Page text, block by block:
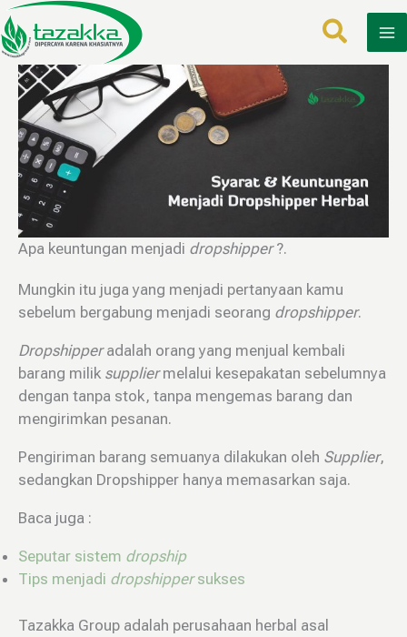
Lewati
ke
konten
Apa keuntungan menjadi dropshipper?.
Mungkin itu juga yang menjadi pertanyaan kamu
sebelum bergabung menjadi seorang dropshipper.
Dropshipperadalah orang yang menjual kembali
barang milik suppliermelalui kesepakatan sebelumnya
dengan tanpa stok, tanpa mengemas barang dan
mengirimkan pesanan.
Pengiriman barang semuanya dilakukan oleh Supplier,
sedangkan Dropshipper hanya memasarkan saja.
Baca juga :
Seputar sistem dropship
Tips menjadi dropshippersukses
Tazakka Group adalah perusahaan herbal asal